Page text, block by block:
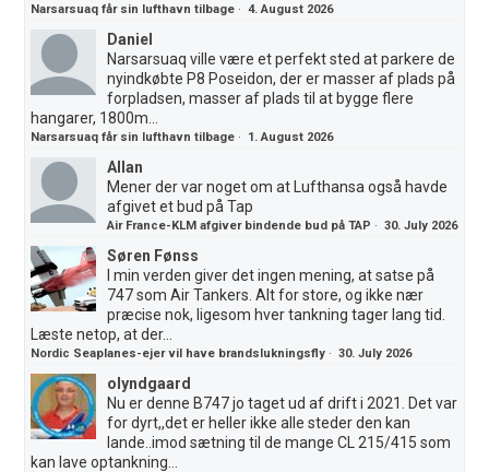
Narsarsuaq får sin lufthavn tilbage ·4. August 2026
Daniel
Narsarsuaq ville være et perfekt sted at parkere de
nyindkøbte P8 Poseidon, der er masser af plads på
forpladsen, masser af plads til at bygge flere
hangarer, 1800m...
Narsarsuaq får sin lufthavn tilbage · 1. August 2026
Allan
Mener der var noget om at Lufthansa også havde
afgivet et bud på Tap
Air France-KLM afgiver bindende bud på TAP ·30. July 2026
Søren Fønss
I min verden giver det ingen mening, at satse på
747 som Air Tankers. Alt for store, og ikke nær
præcise nok, ligesom hver tankning tager lang tid.
Læste netop, at der...
Nordic Seaplanes-ejer vil have brandslukningsfly ·30. July 2026
olyndgaard
Nu er denne B747 jo taget ud af drift i 2021. Det var
for dyrt,,det er heller ikke alle steder den kan
lande..imod sætning til de mange CL 215/415 som
kan lave optankning...